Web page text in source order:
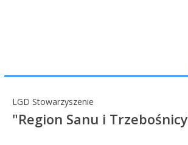
LGD Stowarzyszenie
"Region Sanu i Trzebośnicy